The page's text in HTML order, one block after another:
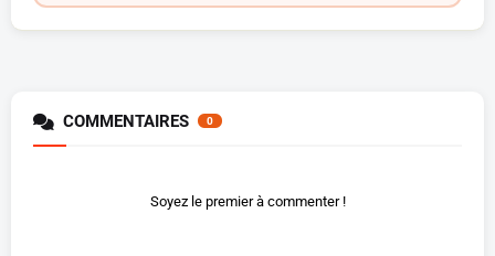
COMMENTAIRES 0
Soyez le premier à commenter !